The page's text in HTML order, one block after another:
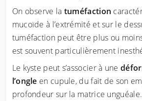
On observe la tuméfaction
mucoïde à l’extrémité et sur le
tuméfaction peut être plus ou
est souvent particulièrement
Le kyste peut s’associer à une
l’ongle en cupule, du fait de son
profondeur sur la matrice